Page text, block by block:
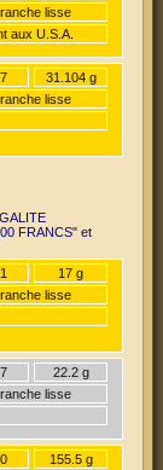
lisse
aux U.S.A.
31.104 g
lisse
FRANCS" et
17 g
lisse
22.2 g
lisse
155.5 g